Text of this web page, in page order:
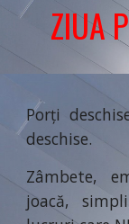
ZIUA
Porți
deschise.
Zâmbete,
joacă,